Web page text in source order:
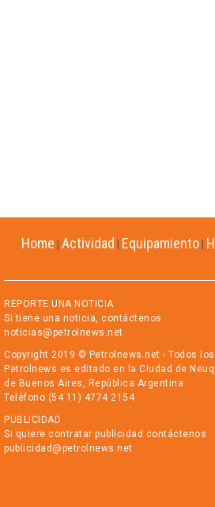
Home Actividad Equipamiento
REPORTE UNA NOTICIA
Si tiene una noticia, contáctenos
noticias@petrolnews.net
Copyright 2019 © Petrolnews.net - Todos
Petrolnews es editado en la Ciudad de
de Buenos Aires, República Argentina
Teléfono (54 11) 4774 2154
PUBLICIDAD
Si quiere contratar publicidad contáctenos
publicidad@petrolnews.net